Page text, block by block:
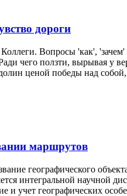
дороги
Вопросы 'как',
чего ползти, вырывая у
ценой победы над
маршрутов
географического
интегральной научной
и учет географических